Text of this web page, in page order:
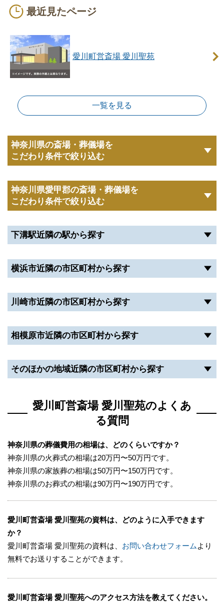
最近見たページ
愛川町営斎場 愛川聖苑
一覧を見る
神奈川県の斎場・葬儀場を
こだわり条件で絞り込む
神奈川県愛甲郡の斎場・葬儀場を
こだわり条件で絞り込む
下溝駅近隣の駅から探す
横浜市近隣の市区町村から探す
川崎市近隣の市区町村から探す
相模原市近隣の市区町村から探す
そのほかの地域近隣の市区町村から探す
愛川町営斎場 愛川聖苑のよくあ
る質問
神奈川県の葬儀費用の相場は、どのくらいですか？
神奈川県の火葬式の相場は20万円〜50万円です。
神奈川県の家族葬の相場は50万円〜150万円です。
神奈川県のお葬式の相場は90万円〜190万円です。
愛川町営斎場 愛川聖苑の資料は、どのように入手できます
か？
愛川町営斎場 愛川聖苑の資料は、 お問い合わせフォーム より
無料でお送りすることができます。
愛川町営斎場 愛川聖苑へのアクセス方法を教えてください。